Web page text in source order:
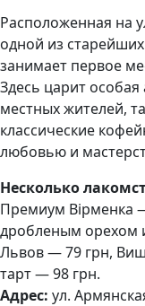
Расположенная на
одной из
занимает первое
Здесь царит
местных жителей,
классические
любовью и
Несколько
Премиум Вірменка
дробленым орехом
Львов — 79 грн,
тарт — 98 грн.
Адрес: ул.